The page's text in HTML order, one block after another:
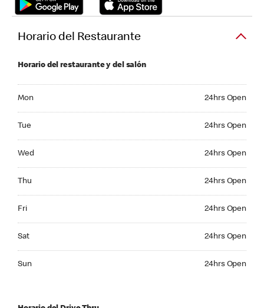
Horario del Restaurante
Horario del restaurante y del salón
Mon 24hrs Open
Tue 24hrs Open
Wed 24hrs Open
Thu 24hrs Open
Fri 24hrs Open
Sat 24hrs Open
Sun 24hrs Open